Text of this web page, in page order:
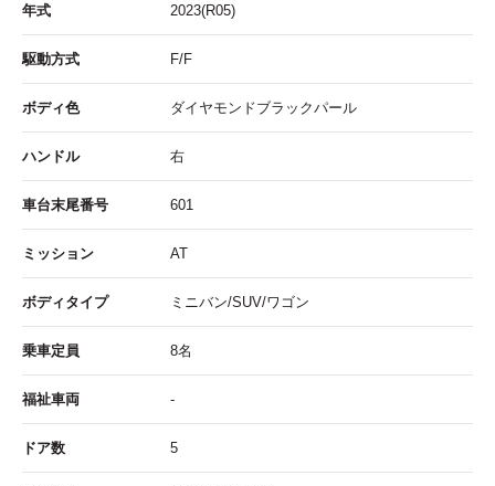
年式 2023(R05)
駆動方式 F/F
ボディ色 ダイヤモンドブラックパール
ハンドル 右
車台末尾番号 601
ミッション AT
ボディタイプ ミニバン/SUV/ワゴン
乗車定員 8名
福祉車両 -
ドア数 5